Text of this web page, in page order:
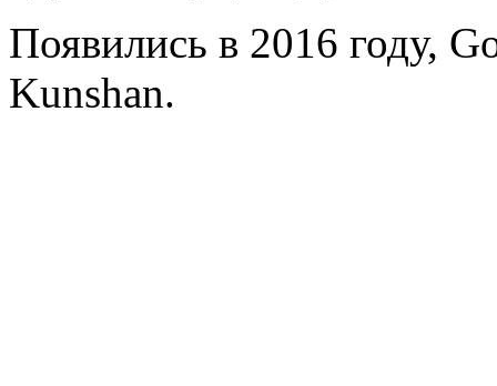
Появились в 2016 году,
Kunshan.